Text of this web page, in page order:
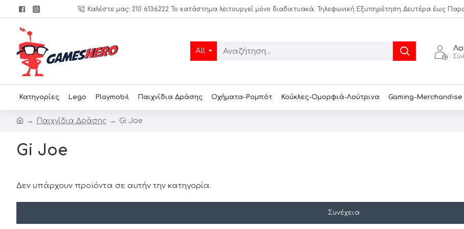
Καλέστε μας: 210 6136222 Το κατάστημα λειτουργεί μόνο διαδικτυακά. Τηλεφωνική Εξυπηρέτηση Δευτέρα έως
All
Κατηγορίες Lego Playmobil Παιχνίδια Δράσης Οχήματα-Ρομπότ Κούκλες-Ομορφιά-Λούτρινα Gaming-Merchandise
Παιχνίδια Δράσης Gi Joe
Gi Joe
Δεν υπάρχουν προϊόντα σε αυτήν την κατηγορία.
Συνέχεια